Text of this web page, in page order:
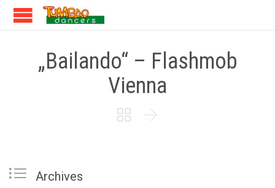
„Bailando“ – Flashmob
Vienna
 
 Archives